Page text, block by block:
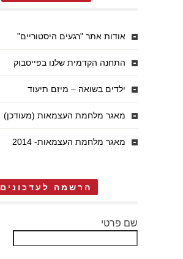
אודות אתר "רגעים היסטוריים"
התחנה הקדמית שלנו בפייסבוק
ילדים בשואה – מיזם תיעוד
מאגר מלחמת העצמאות (מעודכן)
מאגר מלחמת העצמאות- 2014
הרשמה לעדכונים
שם פרטי